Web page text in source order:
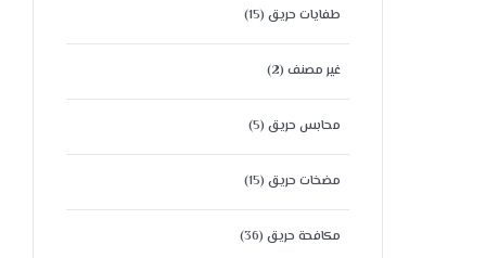
طفايات حريق (15)
غير مصنف (2)
محابس حريق (5)
مضخات حريق (15)
مكافحة حريق (36)